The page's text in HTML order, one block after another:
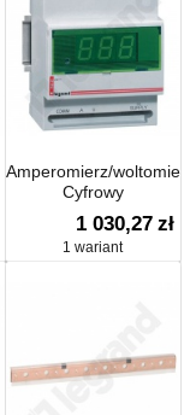
Amperomierz/
Cyfrowy
1 030,27 zł
1 wariant